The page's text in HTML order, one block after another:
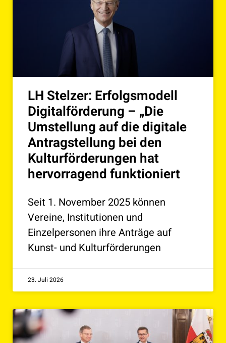
LH Stelzer: Erfolgsmodell
Digitalförderung – „Die
Umstellung auf die digitale
Antragstellung bei den
Kulturförderungen hat
hervorragend funktioniert
Seit 1. November 2025 können
Vereine, Institutionen und
Einzelpersonen ihre Anträge auf
Kunst- und Kulturförderungen
23. Juli 2026